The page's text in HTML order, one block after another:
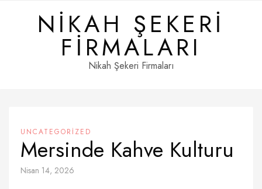
NIKAH ŞEKERI
FIRMALARI
Nikah Şekeri Firmaları
UNCATEGORIZED
Mersinde Kahve Kulturu
Nisan 14, 2026